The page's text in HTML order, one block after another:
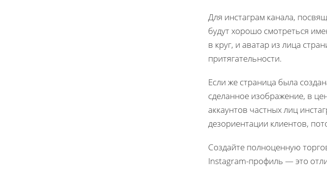
Для инстаграм канала,
будут хорошо смотреться
в круг, и аватар из лица
притягательности.
Если же страница была
сделанное изображение, в
аккаунтов частных лиц
дезориентации клиентов,
Создайте полноценную
Instagram-профиль — это